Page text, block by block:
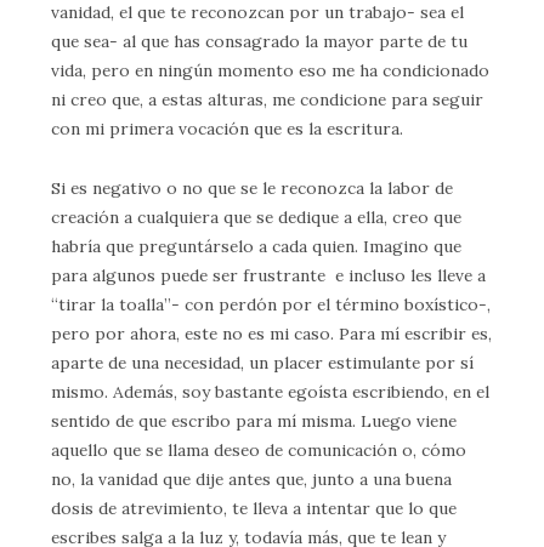
vanidad, el que te reconozcan por un trabajo- sea el
que sea- al que has consagrado la mayor parte de tu
vida, pero en ningún momento eso me ha condicionado
ni creo que, a estas alturas, me condicione para seguir
con mi primera vocación que es la escritura.
Si es negativo o no que se le reconozca la labor de
creación a cualquiera que se dedique a ella, creo que
habría que preguntárselo a cada quien. Imagino que
para algunos puede ser frustrante e incluso les lleve a
“tirar la toalla”- con perdón por el término boxístico-,
pero por ahora, este no es mi caso. Para mí escribir es,
aparte de una necesidad, un placer estimulante por sí
mismo. Además, soy bastante egoísta escribiendo, en el
sentido de que escribo para mí misma. Luego viene
aquello que se llama deseo de comunicación o, cómo
no, la vanidad que dije antes que, junto a una buena
dosis de atrevimiento, te lleva a intentar que lo que
escribes salga a la luz y, todavía más, que te lean y